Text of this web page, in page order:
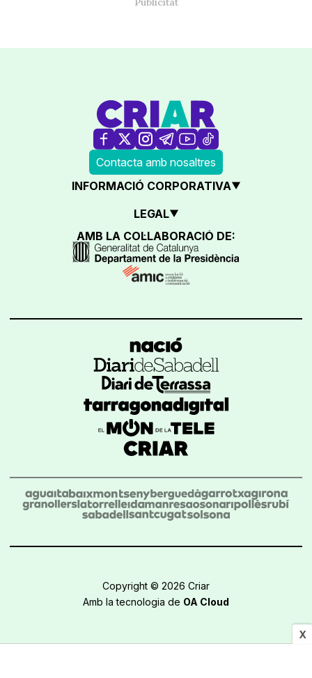
X
Contacta amb nosaltres
INFORMACIÓ CORPORATIVA
LEGAL
AMB LA COL·LABORACIÓ DE:
Copyright © 2026 Criar
Amb la tecnologia de OA Cloud